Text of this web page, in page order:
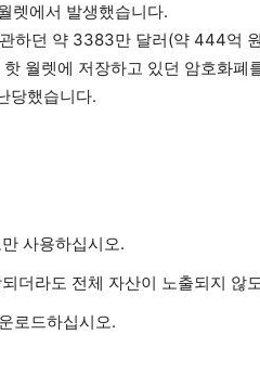
렛에서 발생했습니다.
하던 약 3383만 달러(약 444억
월렛에 저장하고 있던 암호화
당했습니다.
사용하십시오.
더라도 전체 자산이 노출되지 않
로드하십시오.